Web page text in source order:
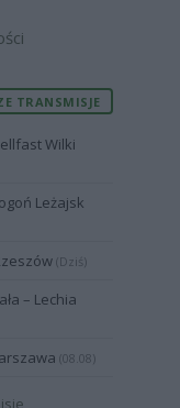
TRANSMISJE
Wilki
Leżajsk
(Dziś)
– Lechia
(08.08)